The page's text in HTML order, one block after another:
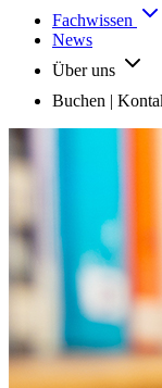
Fachwissen
News
Über uns
Buchen |